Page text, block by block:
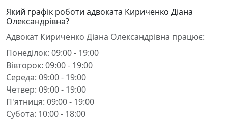
Який графік роботи адвоката Кириченко Діана
Олександрівна?
Адвокат Кириченко Діана Олександрівна працює:
Понеділок: 09:00 - 19:00
Вівторок: 09:00 - 19:00
Середа: 09:00 - 19:00
Четвер: 09:00 - 19:00
П'ятниця: 09:00 - 19:00
Субота: 10:00 - 18:00